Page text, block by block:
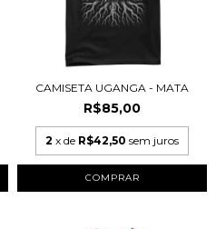
CAMISETA UGANGA - MATA
R$85,00
2 x de R$42,50 sem juros
COMPRAR